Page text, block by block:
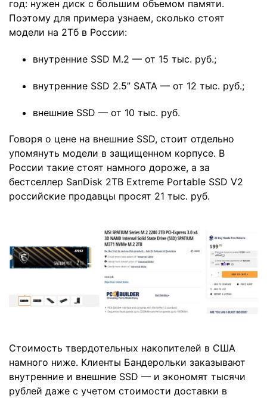
год: нужен диск с большим объемом памяти.
Поэтому для примера узнаем, сколько стоят
модели на 2Тб в России:
внутренние SSD M.2 — от 15 тыс. руб.;
внутренние SSD 2.5” SATA — от 12 тыс. руб.;
внешние SSD — от 10 тыс. руб.
Говоря о цене на внешние SSD, стоит отдельно
упомянуть модели в защищенном корпусе. В
России такие стоят намного дороже, а за
бестселлер SanDisk 2TB Extreme Portable SSD V2
российские продавцы просят 21 тыс. руб.
Стоимость твердотельных накопителей в США
намного ниже. Клиенты Бандерольки заказывают
внутренние и внешние SSD — и экономят тысячи
рублей даже с учетом стоимости доставки в